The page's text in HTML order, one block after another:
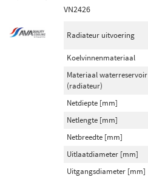
34 (449)
Netlengte [mm]
VN2426
Radiateur uitvoering
Koelvinnenmateriaal
Materiaal waterreservoir
(radiateur)
Netdiepte [mm]
Netlengte [mm]
Netbreedte [mm]
Uitlaatdiameter [mm]
Uitgangsdiameter [mm]